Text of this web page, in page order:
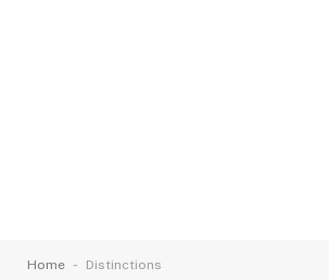
Home - Distinctions